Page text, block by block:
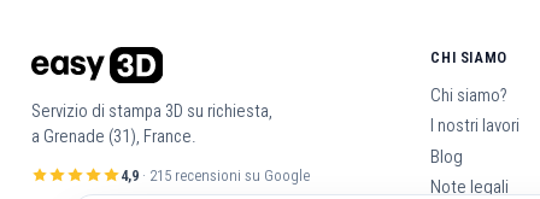
Servizio di stampa 3D su richiesta,
a Grenade (31), France.
4,9· 215 recensioni su Google
CHI SIAMO
Chi siamo?
I nostri lavori
Blog
Note legali